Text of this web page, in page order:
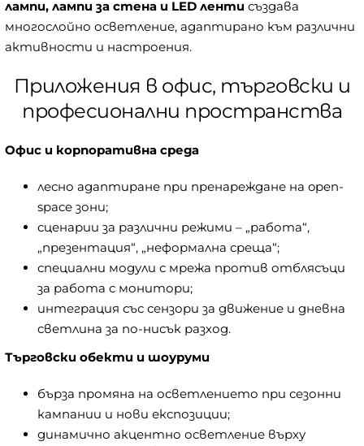
лампи, лампи за стена и LED ленти създава
многослойно осветление, адаптирано към различни
активности и настроения.
Приложения в офис, търговски и
професионални пространства
Офис и корпоративна среда
лесно адаптиране при пренареждане на open-
space зони;
сценарии за различни режими – „работа“,
„презентация“, „неформална среща“;
специални модули с мрежа против отблясъци
за работа с монитори;
интеграция със сензори за движение и дневна
светлина за по-нисък разход.
Търговски обекти и шоуруми
бърза промяна на осветлението при сезонни
кампании и нови експозиции;
динамично акцентно осветление върху